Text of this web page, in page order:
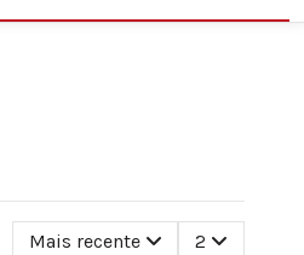
Mais recente 2